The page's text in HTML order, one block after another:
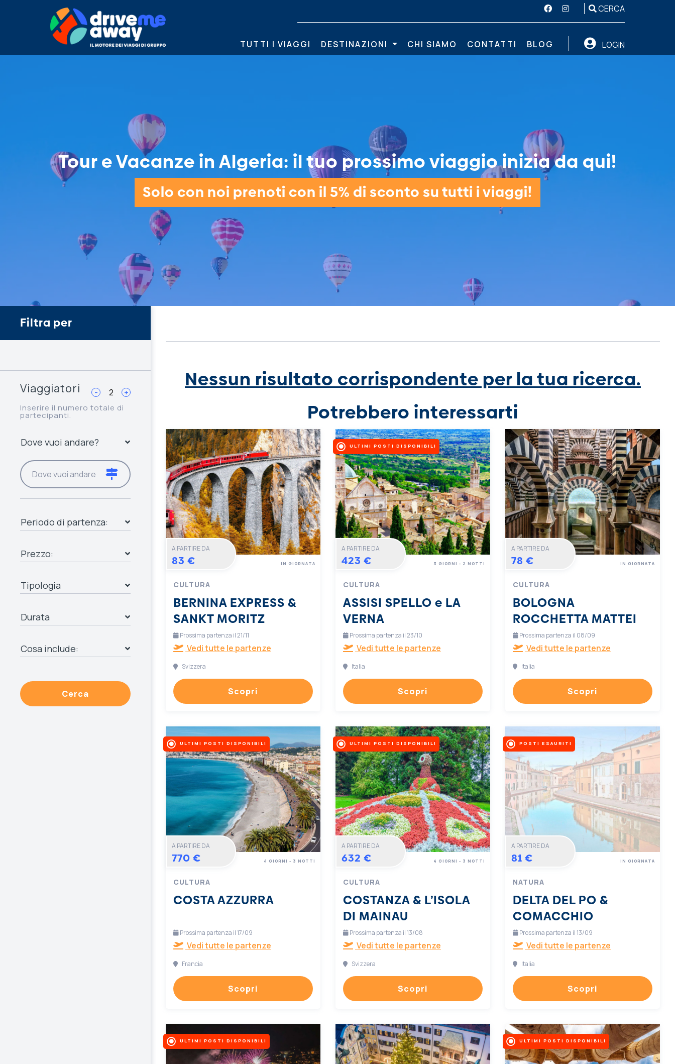
CERCA
TUTTI I VIAGGI DESTINAZIONI CHI SIAMO CONTATTI BLOG LOGIN
Tour e Vacanze in Algeria: il tuo prossimo viaggio inizia da qui!
Solo con noi prenoti con il 5% di sconto su tutti i viaggi!
Filtra per
Viaggiatori - +
Inserire il numero totale di
partecipanti.
Dove vuoi andare?
Periodo di partenza:
Prezzo:
Tipologia
Durata
Cosa include:
Cerca
Nessun risultato corrispondente per la tua ricerca.
Potrebbero interessarti
A PARTIRE DA
83 €
CULTURA
BERNINA EXPRESS &
SANKT MORITZ
IN GIORNATA
Prossima partenza il 21/11
Vedi tutte le partenze
Svizzera
Scopri
ULTIMI POSTI DISPONIBILI
A PARTIRE DA
423 €
CULTURA
ASSISI SPELLO e LA
VERNA
3 GIORNI - 2 NOTTI
Prossima partenza il 23/10
Vedi tutte le partenze
Italia
Scopri
A PARTIRE DA
78 €
CULTURA
BOLOGNA
ROCCHETTA MATTEI
IN GIORNATA
Prossima partenza il 08/09
Vedi tutte le partenze
Italia
Scopri
ULTIMI POSTI DISPONIBILI
A PARTIRE DA
770 €
CULTURA
COSTA AZZURRA
4 GIORNI - 3 NOTTI
Prossima partenza il 17/09
Vedi tutte le partenze
Francia
Scopri
ULTIMI POSTI DISPONIBILI
A PARTIRE DA
632 €
CULTURA
COSTANZA & L’ISOLA
DI MAINAU
4 GIORNI - 3 NOTTI
Prossima partenza il 13/08
Vedi tutte le partenze
Svizzera
Scopri
POSTI ESAURITI
A PARTIRE DA
81 €
NATURA
DELTA DEL PO &
COMACCHIO
IN GIORNATA
Prossima partenza il 13/09
Vedi tutte le partenze
Italia
Scopri
ULTIMI POSTI DISPONIBILI ULTIMI POSTI DISPONIBILI